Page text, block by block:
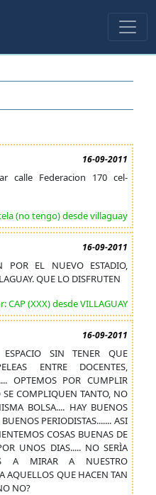
16-09-2011
calle Federacion 170 cel-
(no tengo) desde villaguay
16-09-2011
POR EL NUEVO ESTADIO,
QUE LO DISFRUTEN
CAP (XXX) desde VILLAGUAY
16-09-2011
SIN TENER QUE
ENTRE DOCENTES,
OPTEMOS POR CUMPLIR
COMPLIQUEN TANTO, NO
BOLSA.... HAY BUENOS
PERIODISTAS....... ASI
COSAS BUENAS DE
UNOS DIAS..... NO SERÌA
A MIRAR A NUESTRO
AQUELLOS QUE HACEN TAN
NO?